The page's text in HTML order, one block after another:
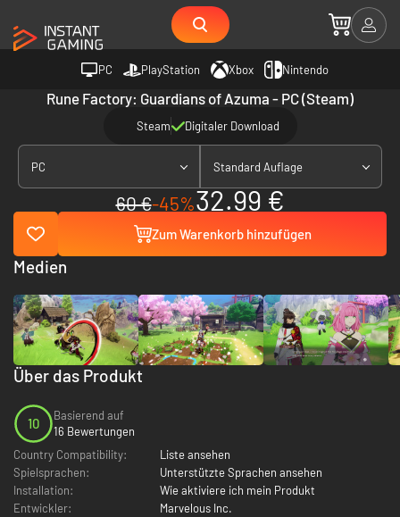
PC PlayStation Xbox Nintendo
Rune Factory: Guardians of Azuma - PC (Steam)
Steam Digitaler Download
PC Standard Auflage
60 €-45%32.99 €
Zum Warenkorb hinzufügen
Über das Produkt
10
Basierend auf
16 Bewertungen
Country Compatibility:
Liste ansehen
Spielsprachen:
Unterstützte Sprachen ansehen
Installation:
Wie aktiviere ich mein Produkt
Entwickler:
Marvelous Inc.
Medien